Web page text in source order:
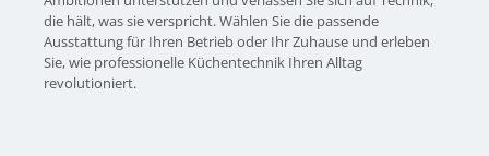
die hält, was sie verspricht. Wählen Sie die passende
Ausstattung für Ihren Betrieb oder Ihr Zuhause und erleben
Sie, wie professionelle Küchentechnik Ihren Alltag
revolutioniert.